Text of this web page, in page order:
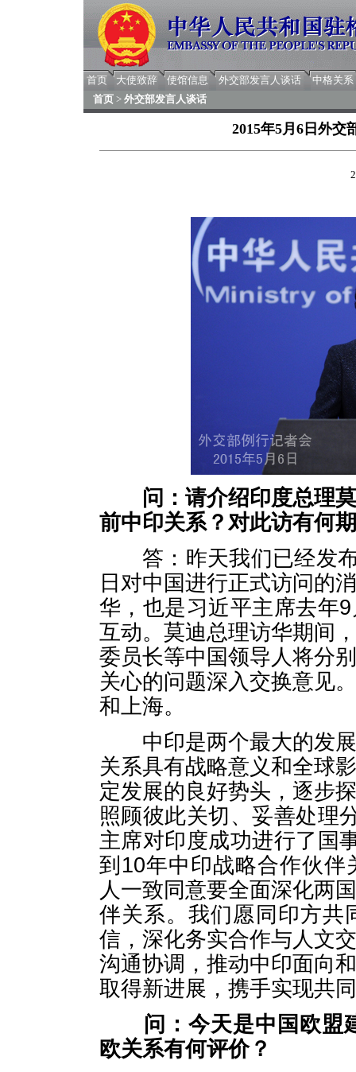
首页 大使致辞 使馆信息 外交部发言人谈话
中格关系
首页 > 外交部发言人谈话
2015年5月6日外交
问：请介绍印度总理
前中印关系？对此访有何
答：昨天我们已经发布
日对中国进行正式访问的
华，也是习近平主席去年
互动。莫迪总理访华期间
委员长等中国领导人将分
关心的问题深入交换意见
和上海。
中印是两个最大的发展
关系具有战略意义和全球
定发展的良好势头，逐步
照顾彼此关切、妥善处理
主席对印度成功进行了国
到10年中印战略合作伙
人一致同意要全面深化两
伴关系。我们愿同印方共
信，深化务实合作与人文
沟通协调，推动中印面向
取得新进展，携手实现共
问： 今天是中国欧盟
欧关系有何评价？